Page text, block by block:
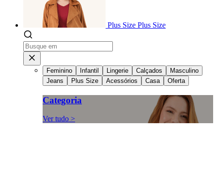
Plus Size Plus Size
Feminino Infantil Lingerie Calçados
Masculino
Jeans
Plus Size Acessórios Casa Oferta
Categoria
Ver tudo >